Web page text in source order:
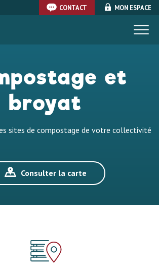
CONTACT MON ESPACE
et
broyat
sites de compostage de votre collectivité
Consulter la carte